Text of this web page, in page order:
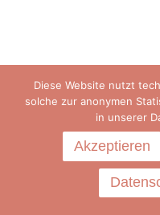
Diese Website nutzt
solche zur anonymen
in unserer
Akzeptieren